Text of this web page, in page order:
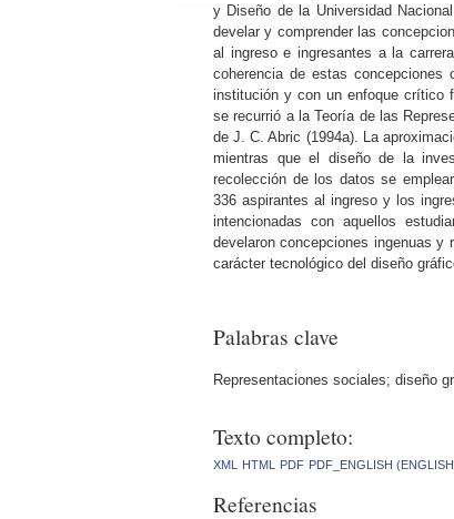
y Diseño de la Universidad
develar y comprender las
al ingreso e ingresantes a la
coherencia de estas
institución y con un enfoque crítico
se recurrió a la Teoría de las
de J. C. Abric (1994a). La
mientras que el diseño de la
recolección de los datos se
336 aspirantes al ingreso y los
intencionadas con aquellos
develaron concepciones ingenuas
carácter tecnológico del diseño
Palabras clave
Representaciones sociales; diseño
Texto completo:
XML HTML PDF PDF_ENGLISH
Referencias